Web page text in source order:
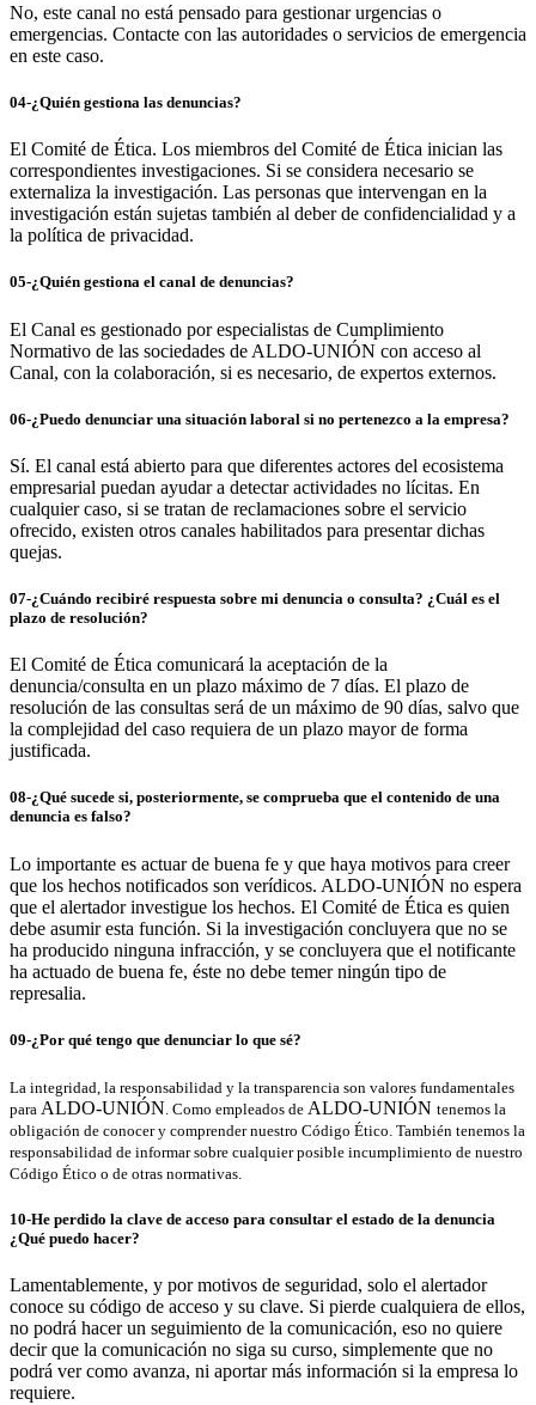
No, este canal no está pensado para gestionar urgencias o
emergencias. Contacte con las autoridades o servicios de emergencia
en este caso.
04-¿Quién gestiona las denuncias?
El Comité de Ética. Los miembros del Comité de Ética inician las
correspondientes investigaciones. Si se considera necesario se
externaliza la investigación. Las personas que intervengan en la
investigación están sujetas también al deber de confidencialidad y a
la política de privacidad.
05-¿Quién gestiona el canal de denuncias?
El Canal es gestionado por especialistas de Cumplimiento
Normativo de las sociedades de ALDO-UNIÓN con acceso al
Canal, con la colaboración, si es necesario, de expertos externos.
06-¿Puedo denunciar una situación laboral si no pertenezco a la empresa?
Sí. El canal está abierto para que diferentes actores del ecosistema
empresarial puedan ayudar a detectar actividades no lícitas. En
cualquier caso, si se tratan de reclamaciones sobre el servicio
ofrecido, existen otros canales habilitados para presentar dichas
quejas.
07-¿Cuándo recibiré respuesta sobre mi denuncia o consulta? ¿Cuál es el
plazo de resolución?
El Comité de Ética comunicará la aceptación de la
denuncia/consulta en un plazo máximo de 7 días. El plazo de
resolución de las consultas será de un máximo de 90 días, salvo que
la complejidad del caso requiera de un plazo mayor de forma
justificada.
08-¿Qué sucede si, posteriormente, se comprueba que el contenido de una
denuncia es falso?
Lo importante es actuar de buena fe y que haya motivos para creer
que los hechos notificados son verídicos. ALDO-UNIÓN no espera
que el alertador investigue los hechos. El Comité de Ética es quien
debe asumir esta función. Si la investigación concluyera que no se
ha producido ninguna infracción, y se concluyera que el notificante
ha actuado de buena fe, éste no debe temer ningún tipo de
represalia.
09-¿Por qué tengo que denunciar lo que sé?
La integridad, la responsabilidad y la transparencia son valores fundamentales
para ALDO-UNIÓN . Como empleados de ALDO-UNIÓN tenemos la
obligación de conocer y comprender nuestro Código Ético. También tenemos la
responsabilidad de informar sobre cualquier posible incumplimiento de nuestro
Código Ético o de otras normativas.
10-He perdido la clave de acceso para consultar el estado de la denuncia
¿Qué puedo hacer?
Lamentablemente, y por motivos de seguridad, solo el alertador
conoce su código de acceso y su clave. Si pierde cualquiera de ellos,
no podrá hacer un seguimiento de la comunicación, eso no quiere
decir que la comunicación no siga su curso, simplemente que no
podrá ver como avanza, ni aportar más información si la empresa lo
requiere.